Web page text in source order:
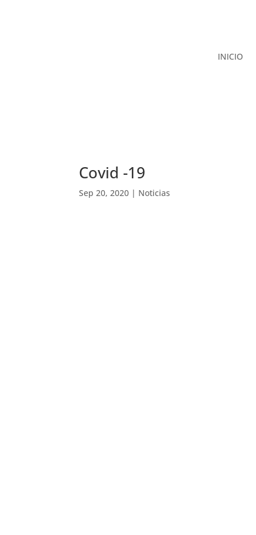
INICIO
Covid -19
Sep 20, 2020 | Noticias